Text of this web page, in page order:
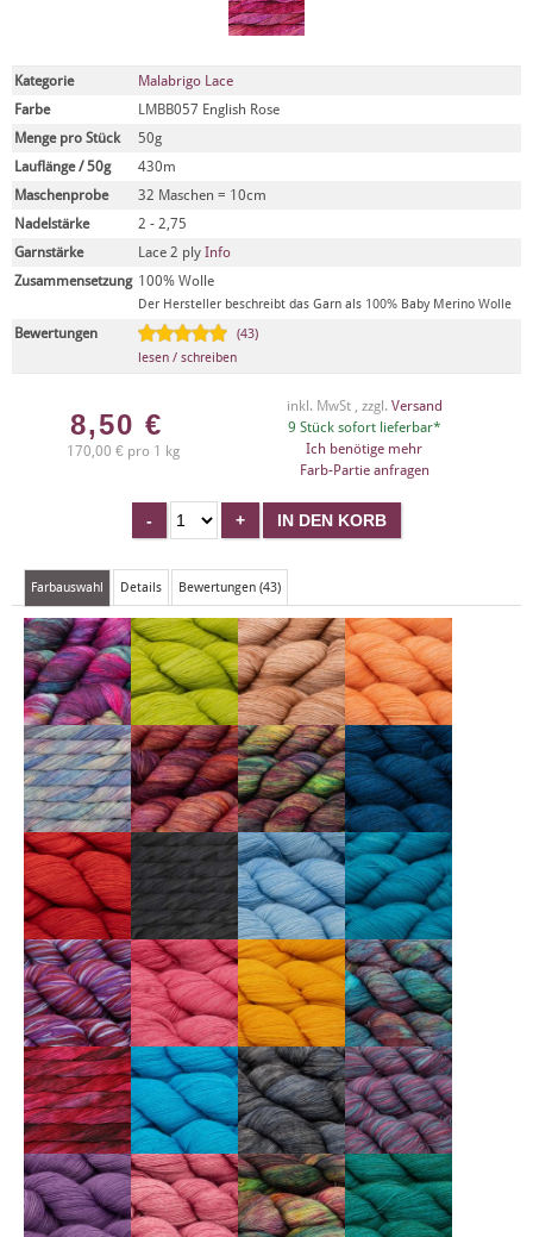
Kategorie
Malabrigo Lace
Farbe
LMBB057 English Rose
Menge pro Stück
50g
Lauflänge / 50g
430m
Maschenprobe
32 Maschen = 10cm
Nadelstärke
2 - 2,75
Garnstärke
Lace 2 ply Info
Zusammensetzung 100% Wolle
Der Hersteller beschreibt das Garn als 100% Baby Merino Wolle
Bewertungen
(43)
lesen / schreiben
8,50 €
170,00 € pro 1 kg
inkl. MwSt , zzgl. Versand
9 Stück sofort lieferbar*
Ich benötige mehr
Farb-Partie anfragen
Farbauswahl Details Bewertungen (43)